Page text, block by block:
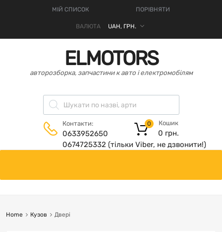
МІЙ СПИСОК ПОРІВНЯТИ
ВАЛЮТА
ELMOTORS
авторозборка, запчастини к авто і електромобілям
Контакти:
0633952650
0674725332 (тільки Viber, не дзвонити!)
Кошик
0 грн.
0
Home Кузов Двері